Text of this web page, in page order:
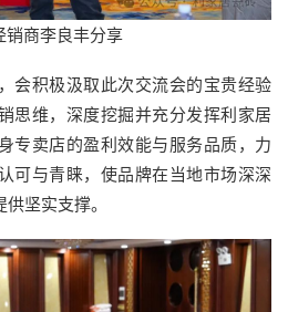
销商李良丰分享
会积极汲取此次交流会的宝贵经验
思维，深度挖掘并充分发挥利家居
专卖店的盈利效能与服务品质，力
可与青睐，使品牌在当地市场深深
坚实支撑。